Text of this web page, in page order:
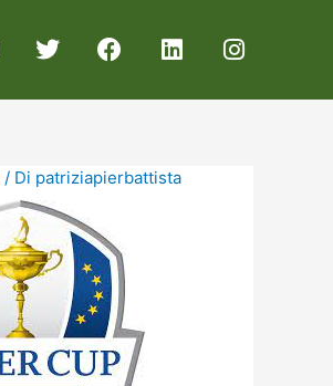
/ Di patriziapierbattista